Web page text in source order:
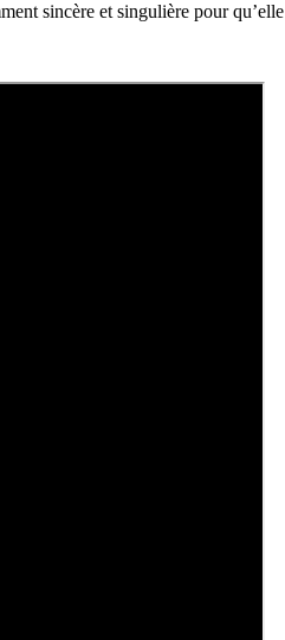
sincère et singulière pour